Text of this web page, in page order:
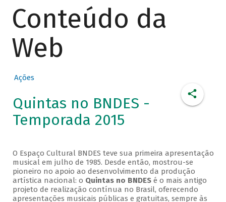
Conteúdo da
Web
Ações
Quintas no BNDES -
Temporada 2015
O Espaço Cultural BNDES teve sua primeira apresentação
musical em julho de 1985. Desde então, mostrou-se
pioneiro no apoio ao desenvolvimento da produção
artística nacional: o Quintas no BNDESé o mais antigo
projeto de realização contínua no Brasil, oferecendo
apresentações musicais públicas e gratuitas, sempre às